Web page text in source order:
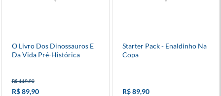
O Livro Dos Dinossauros E
Da Vida Pré-Histórica
R$ 119,90
R$ 89,90
Starter Pack - Enaldinho Na
Copa
R$ 89,90